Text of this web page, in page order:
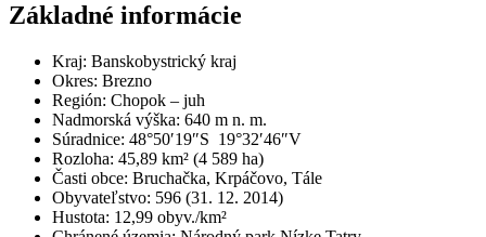
Základné informácie
Kraj: Banskobystrický kraj
Okres: Brezno
Región: Chopok – juh
Nadmorská výška: 640 m n. m.
Súradnice: 48°50′19″S 19°32′46″V
Rozloha: 45,89 km² (4 589 ha)
Časti obce: Bruchačka, Krpáčovo, Tále
Obyvateľstvo: 596 (31. 12. 2014)
Hustota: 12,99 obyv./km²